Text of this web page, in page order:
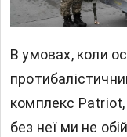
В умовах, коли
комплекс Patriot,
без неї ми не